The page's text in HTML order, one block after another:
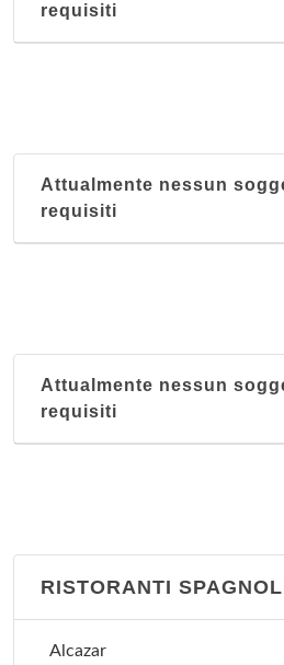
requisiti
Attualmente nessun
requisiti
Attualmente nessun
requisiti
RISTORANTI
Alcazar